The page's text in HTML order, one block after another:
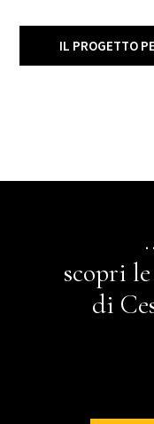
IL PROGETTO
scopri
di